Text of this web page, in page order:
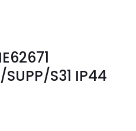
SUPP/S31 IP44